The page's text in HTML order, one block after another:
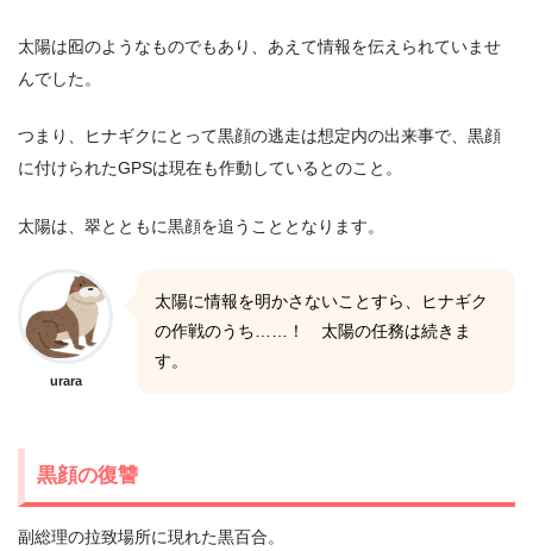
太陽は囮のようなものでもあり、あえて情報を伝えられていませ
んでした。
つまり、ヒナギクにとって黒顔の逃走は想定内の出来事で、黒顔
に付けられたGPSは現在も作動しているとのこと。
太陽は、翠とともに黒顔を追うこととなります。
urara
太陽に情報を明かさないことすら、ヒナギク
の作戦のうち……！ 太陽の任務は続きま
す。
黒顔の復讐
副総理の拉致場所に現れた黒百合。